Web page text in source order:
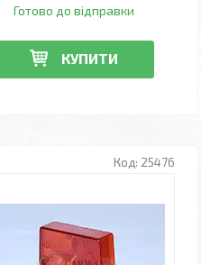
Готово до відправки
КУПИТИ
25476